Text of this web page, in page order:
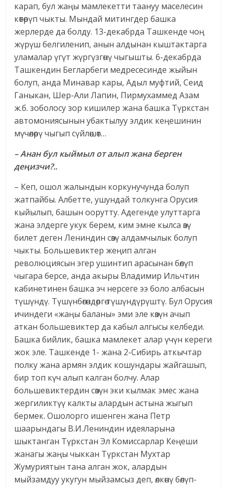
карап, бул жаңы мамлекетти таануу маселесин
көтөрүп чыкты. Мындай митингдер башка
жерлерде да болду. 13-декабрда Ташкенде чоң
жүрүш белгиленип, анын алдынан кыштактарга
уламалар үгүт жүргүзгөнү чыгышты. 6-декабрда
Ташкендин Бегларбеги медресесинде жыйын
болуп, анда Минавар кары, Адыл муфтий, Сеид
Ганыкан, Шер-Али Лапин, Пирмухаммед Азам
ж.б. зоболосу зор кишилер жана башка Түркстан
автомониясынын убактылуу элдик кеңешинин
мүчөлөрү чыгып сүйлөшөт…
– Анан бул кыймыл от алып жана берген
деңизчи?..
– Кеп, ошол жалындын коркунучунда болуп
жатпайбы. Албетте, ушундай толкунга Орусия
кыйылып, башын оорутту. Адегенде улуттарга
жана элдерге укук берем, ким эмне кылса өзү
билет деген Лениндин сөзү алдамчылык болуп
чыкты. Большевиктер жеңип алган
революциясын эгер ушинтип арасынан бөлүп
чыгара берсе, анда акыры Владимир Ильчтин
кабинетинен башка эч нерсеге ээ боло албасын
түшүндү. Түшүнбөгөндөргө түшүндүрүштү. Бул Орусия
ичиндеги «жаңы баланы» эми эле көзүн ачып
аткан большевиктер да кабыл алгысы келбеди.
Башка бийлик, башка мамлекет алар үчүн кереги
жок эле. Ташкенде 1- жана 2-Сибирь аткычтар
полку жана армян элдик кошундары жайгашып,
бир топ күч алып калган болчу. Алар
большевиктердин сөзүн эки кылмак эмес жана
жергиликтүү калкты алардын астына жыгып
бермек. Ошолорго ишенген жана Петр
шаарындагы В.И.Лениндин идеяларына
шыктанган Түркстан Эл Комиссарлар Кеңеши
жанагы жаңы чыккан Түркстан Мухтар
Жумуриятын тана алган жок, алардын
мыйзамдуу укугун мыйзамсыз деп, өлкөнү бөлүп-